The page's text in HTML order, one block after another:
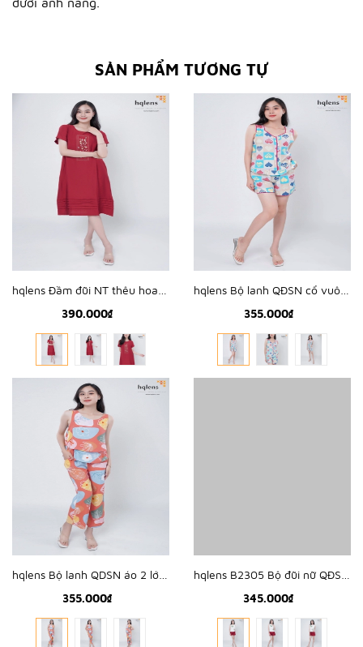
SẢN PHẨM TƯƠNG TỰ
390.000₫
355.000₫
355.000₫
345.000₫